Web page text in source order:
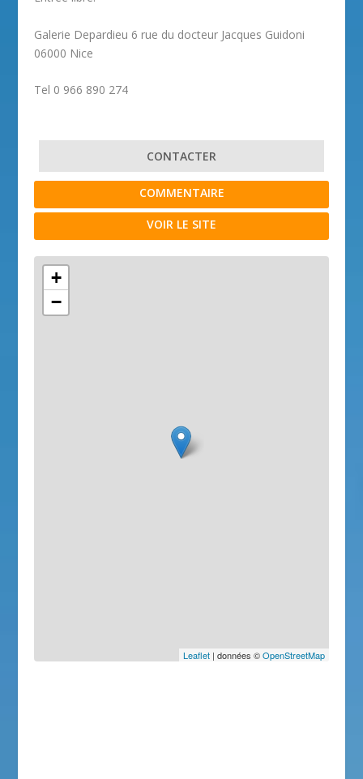
Galerie Depardieu 6 rue du docteur Jacques Guidoni
06000 Nice
Tel 0 966 890 274
CONTACTER
COMMENTAIRE
VOIR LE SITE
+
−
Leaflet| données ©OpenStreetMap